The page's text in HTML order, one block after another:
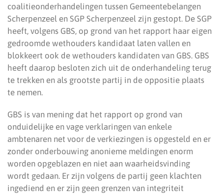
coalitieonderhandelingen tussen Gemeentebelangen
Scherpenzeel en SGP Scherpenzeel zijn gestopt. De SGP
heeft, volgens GBS, op grond van het rapport haar eigen
gedroomde wethouders kandidaat laten vallen en
blokkeert ook de wethouders kandidaten van GBS. GBS
heeft daarop besloten zich uit de onderhandeling terug
te trekken en als grootste partij in de oppositie plaats
te nemen.
GBS is van mening dat het rapport op grond van
onduidelijke en vage verklaringen van enkele
ambtenaren net voor de verkiezingen is opgesteld en er
zonder onderbouwing anonieme meldingen enorm
worden opgeblazen en niet aan waarheidsvinding
wordt gedaan. Er zijn volgens de partij geen klachten
ingediend en er zijn geen grenzen van integriteit